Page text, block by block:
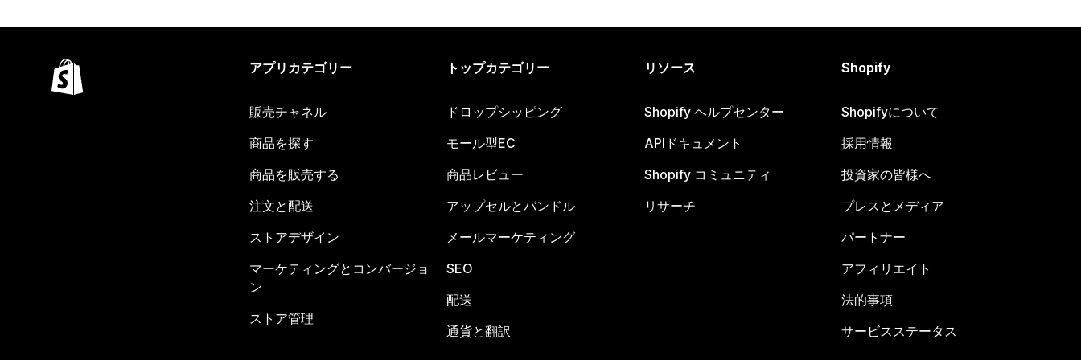
アプリカテゴリー
販売チャネル
商品を探す
商品を販売する
注文と配送
ストアデザイン
マーケティングとコンバージョ
ン
ストア管理
トップカテゴリー
ドロップシッピング
モール型EC
商品レビュー
アップセルとバンドル
メールマーケティング
SEO
配送
通貨と翻訳
リソース
Shopify ヘルプセンター
APIドキュメント
Shopify コミュニティ
リサーチ
Shopify
Shopifyについて
採用情報
投資家の皆様へ
プレスとメディア
パートナー
アフィリエイト
法的事項
サービスステータス